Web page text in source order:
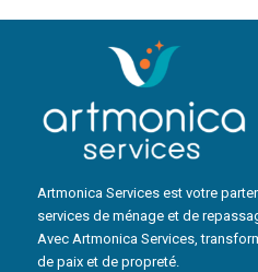
Artmonica Services est votre
services de ménage et de
Avec Artmonica Services,
de paix et de propreté.